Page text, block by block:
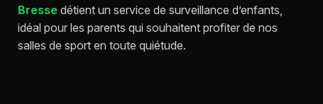
Bresse détient un service de surveillance d’enfants,
idéal pour les parents qui souhaitent profiter de nos
salles de sport en toute quiétude.